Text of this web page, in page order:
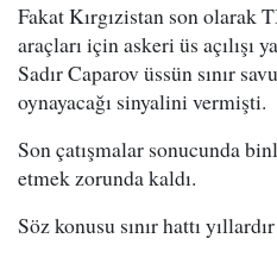
Fakat Kırgızistan son olarak
araçları için askeri üs açılışı
Sadır Caparov üssün sınır
oynayacağı sinyalini vermişti.
Son çatışmalar sonucunda
etmek zorunda kaldı.
Söz konusu sınır hattı